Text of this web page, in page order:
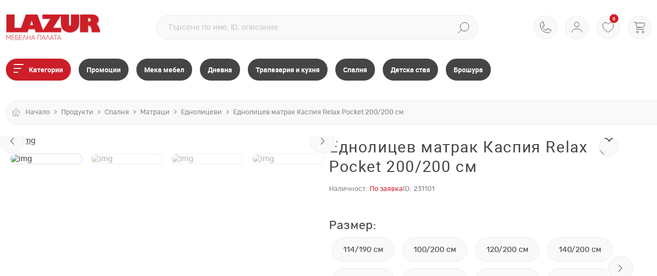
0
Категории Промоции Мека мебел Дневна Трапезария и кухня Спалня Детска стая Брошура
Начало Продукти Спалня Матраци Еднолицеви Eднолицев матрак Каспия Relax Pocket 200/200 см
Eднолицев матрак Каспия Relax
Pocket 200/200 см
Наличност: По заявка ID: 231101
Размер:
114/190 см 100/200 см 120/200 см 140/200 см